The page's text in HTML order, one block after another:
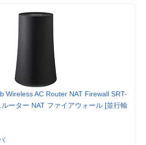
Wireless AC Router NAT Firewall SRT-
ーター NAT ファイアウォール [並行輸